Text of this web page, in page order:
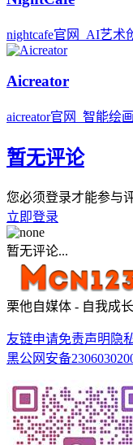
nightcafe官网_AI艺
Aicreator
aicreator官网_智能绘
暂无评论
您必须登录才能参与
立即登录
暂无评论...
栗他自媒体 - 自我成
友链申请免责声明 隐
黑公网安备